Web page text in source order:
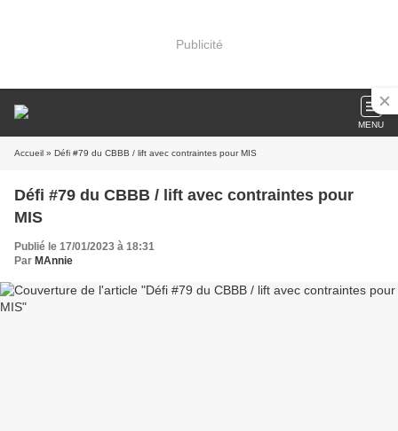
Publicité
MENU
Accueil » Défi #79 du CBBB / lift avec contraintes pour MIS
Défi #79 du CBBB / lift avec contraintes pour
MIS
Publié le 17/01/2023 à 18:31
Par MAnnie